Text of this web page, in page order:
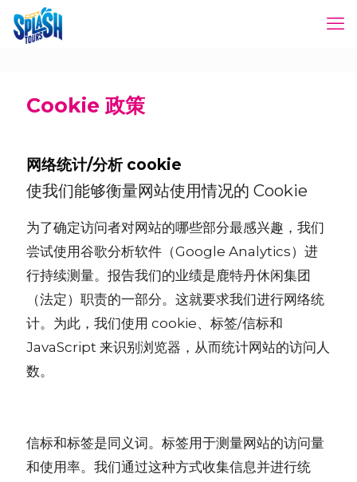
Cookie 政策
网络统计/分析 cookie
使我们能够衡量网站使用情况的 Cookie
为了确定访问者对网站的哪些部分最感兴趣，我们
尝试使用谷歌分析软件（Google Analytics）进
行持续测量。报告我们的业绩是鹿特丹休闲集团
（法定）职责的一部分。这就要求我们进行网络统
计。为此，我们使用 cookie、标签/信标和
JavaScript 来识别浏览器，从而统计网站的访问人
数。
信标和标签是同义词。标签用于测量网站的访问量
和使用率。我们通过这种方式收集信息并进行统